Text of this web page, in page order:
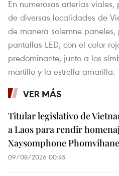
En numerosas arterias
de diversas localidades de
de manera solemne
pantallas LED, con el color
predominante, junto a los
martillo y la estrella amarilla.
VER MÁS
Titular legislativo de
a Laos para rendir
Xaysomphone Phomvihane
09/08/2026 00:45